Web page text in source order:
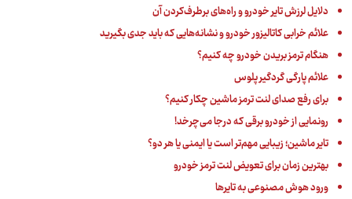
دلایل لرزش تایر خودرو و راه‌های برطرف‌کردن آن
علائم خرابی کاتالیزور خودرو و نشانه‌هایی که باید جدی بگیرید
هنگام ترمز بریدن خودرو چه کنیم؟
علائم پارگی گردگیر پلوس
برای رفع صدای لنت ترمز ماشین چکار کنیم؟
رونمایی از خودرو برقی که درجا می‌چرخد!
تایر ماشین؛ زیبایی مهم‌تر است یا ایمنی یا هر دو؟
بهترین زمان برای تعویض لنت ترمز خودرو
ورود هوش مصنوعی به تایرها